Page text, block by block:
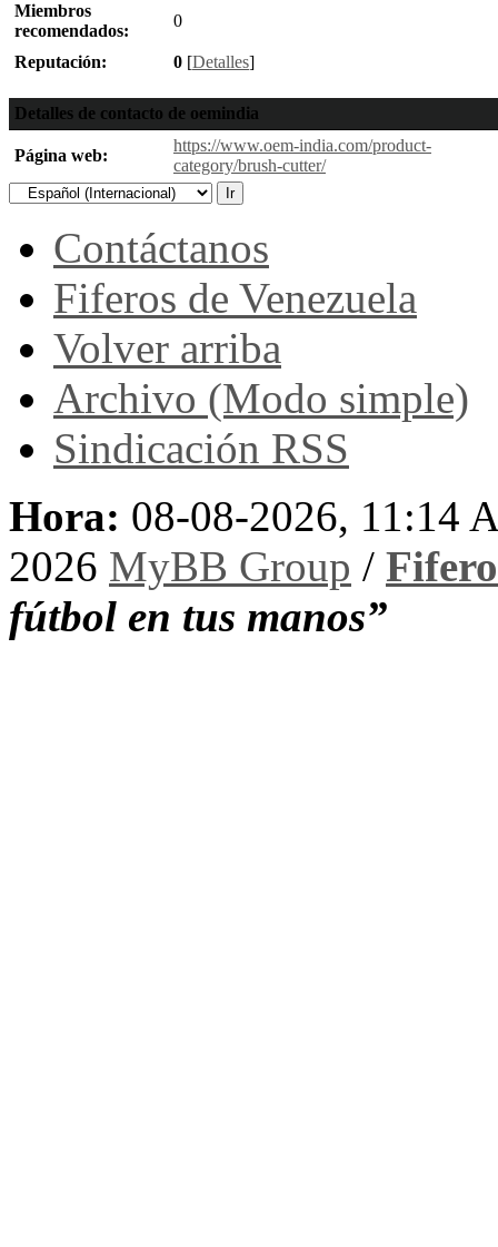
Miembros
recomendados:
0
Reputación: 0 [Detalles]
Detalles de contacto de oemindia
Página web:
https://www.oem-india.com/product-
category/brush-cutter/
Contáctanos
Fiferos de Venezuela
Volver arriba
Archivo (Modo simple)
Sindicación RSS
Hora: 08-08-2026, 11:14
2026 MyBB Group /
fútbol en tus manos”